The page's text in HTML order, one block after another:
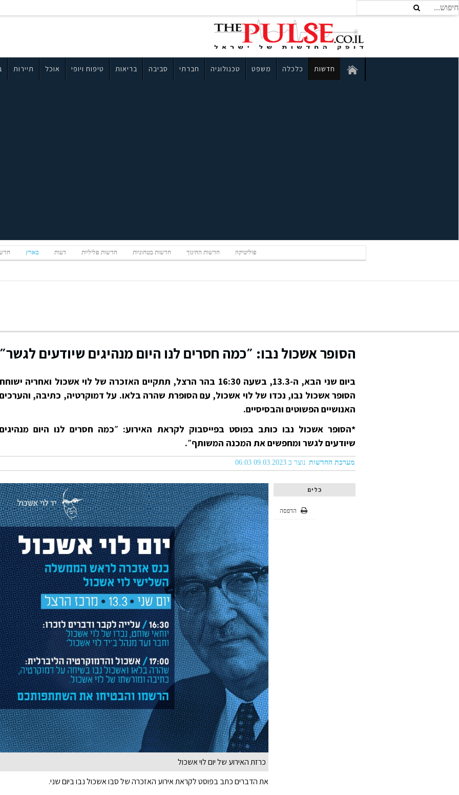
חדשות כלכלה משפט טכנולוגיה חברתי סביבה בריאות טיפוח ויופי אוכל תיירות
פוליטיקה חדשות החינוך חדשות בטחוניות חדשות פליליות דעות בארץ
הסופר אשכול נבו: ״כמה חסרים לנו היום מנהיגים שיודעים לגשר״
ביום שני הבא, ה-13.3, בשעה 16:30 בהר הרצל, תתקיים האזכרה של לוי אשכול ואחריה ישוחח
הסופר אשכול נבו, נכדו של לוי אשכול, עם הסופרת שהרה בלאו. על דמוקרטיה, כתיבה, והערכים
האנושיים הפשוטים והבסיסיים.
*הסופר אשכול נבו כותב בפוסט בפייסבוק לקראת האירוע: ״כמה חסרים לנו היום מנהיגים
שיודעים לגשר ומחפשים את המכנה המשותף״.
מערכת החדשות נוצר ב 09.03.2023 06:03
כלים
הדפסה
כרזת האירוע של יום לוי אשכול
את הדברים כתב בפוסט לקראת אירוע האזכרה של סבו אשכול נבו ביום שני.